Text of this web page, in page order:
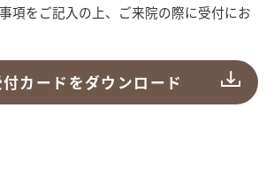
項をご記入の上、ご来院の際に受付にお
カードをダウンロード